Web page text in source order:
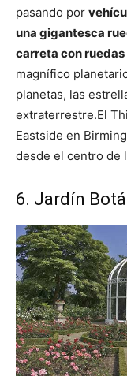
pasando por
una gigantesca
carreta con
magnífico
planetas, las
extraterrestre.El
Eastside en
desde el centro de
6. Jardín